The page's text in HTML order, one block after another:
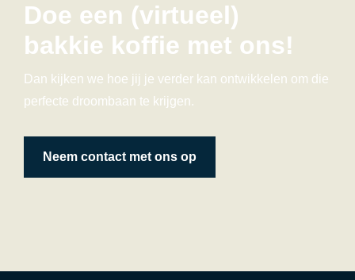
Doe een (virtueel)
bakkie koffie met ons!
Dan kijken we hoe jij je verder kan ontwikkelen om die
perfecte droombaan te krijgen.
Neem contact met ons op